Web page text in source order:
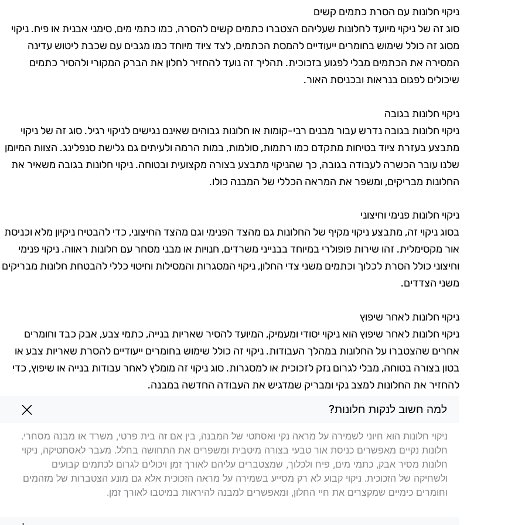
ניקוי חלונות עם הסרת כתמים קשים
סוג זה של ניקוי מיועד לחלונות שעליהם הצטברו כתמים קשים להסרה, כמו כתמי מים, סימני אבנית או פיח. ניקוי
מסוג זה כולל שימוש בחומרים ייעודיים להמסת הכתמים, לצד ציוד מיוחד כמו מגבים עם שכבת ליטוש עדינה
המסירה את הכתמים מבלי לפגוע בזכוכית. תהליך זה נועד להחזיר לחלון את הברק המקורי ולהסיר כתמים
שיכולים לפגום בנראות ובכניסת האור.
ניקוי חלונות בגובה
ניקוי חלונות בגובה נדרש עבור מבנים רבי-קומות או חלונות גבוהים שאינם נגישים לניקוי רגיל. סוג זה של ניקוי
מתבצע בעזרת ציוד בטיחות מתקדם כמו רתמות, סולמות, במות הרמה ולעיתים גם גלישת סנפלינג. הצוות המיומן
שלנו עובר הכשרה לעבודה בגובה, כך שהניקוי מתבצע בצורה מקצועית ובטוחה. ניקוי חלונות בגובה משאיר את
החלונות מבריקים, ומשפר את המראה הכללי של המבנה כולו.
ניקוי חלונות פנימי וחיצוני
בסוג ניקוי זה, מתבצע ניקוי מקיף של החלונות גם מהצד הפנימי וגם מהצד החיצוני, כדי להבטיח ניקיון מלא וכניסת
אור מקסימלית. זהו שירות פופולרי במיוחד בבנייני משרדים, חנויות או מבני מסחר עם חלונות ראווה. ניקוי פנימי
וחיצוני כולל הסרת לכלוך וכתמים משני צדי החלון, ניקוי המסגרות והמסילות וחיטוי כללי להבטחת חלונות מבריקים
משני הצדדים.
ניקוי חלונות לאחר שיפוץ
ניקוי חלונות לאחר שיפוץ הוא ניקוי יסודי ומעמיק, המיועד להסיר שאריות בנייה, כתמי צבע, אבק כבד וחומרים
אחרים שהצטברו על החלונות במהלך העבודות. ניקוי זה כולל שימוש בחומרים ייעודיים להסרת שאריות צבע או
בטון בצורה בטוחה, מבלי לגרום נזק לזכוכית או למסגרות. סוג ניקוי זה מומלץ לאחר עבודות בנייה או שיפוץ, כדי
להחזיר את החלונות למצב נקי ומבריק שמדגיש את העבודה החדשה במבנה.
שאלות בנושא ניקוי חלונות בדימונה
למה חשוב לנקות חלונות?
ניקוי חלונות הוא חיוני לשמירה על מראה נקי ואסתטי של המבנה, בין אם זה בית פרטי, משרד או מבנה מסחרי.
חלונות נקיים מאפשרים כניסת אור טבעי בצורה מיטבית ומשפרים את התחושה בחלל. מעבר לאסתטיקה, ניקוי
חלונות מסיר אבק, כתמי מים, פיח ולכלוך, שמצטברים עליהם לאורך זמן ויכולים לגרום לכתמים קבועים
ולשחיקה של הזכוכית. ניקוי קבוע לא רק מסייע בשמירה על מראה הזכוכית אלא גם מונע הצטברות של מזהמים
וחומרים כימיים שמקצרים את חיי החלון, ומאפשרים למבנה להיראות במיטבו לאורך זמן.